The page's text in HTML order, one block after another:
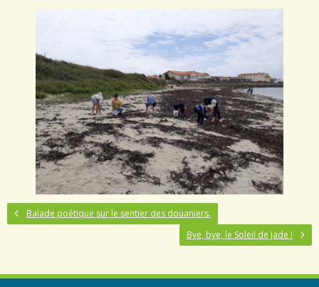
Balade poétique sur le sentier des douaniers.
Bye, bye, le Soleil de Jade !